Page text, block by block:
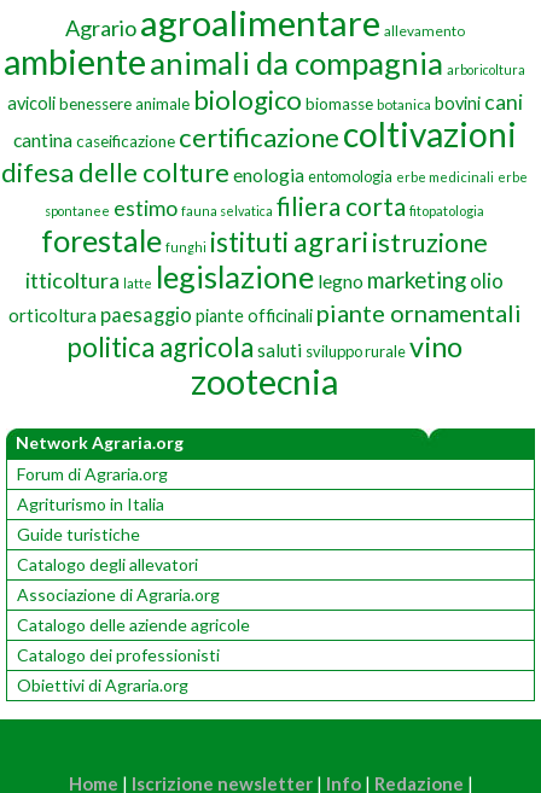
Agrario agroalimentare allevamento
ambienteanimali da compagnia arboricoltura
avicoli benessere animale biologico biomasse botanica bovini cani
cantina caseificazione certificazionecoltivazioni
difesa delle colture enologiaentomologia erbe medicinali erbe
spontanee estimo fauna selvatica filiera corta fitopatologia
forestale funghi istituti agrariistruzione
itticoltura latte legislazione legno marketingolio
orticoltura paesaggio piante officinali piante ornamentali
politica agricola saluti sviluppo ruralevino
zootecnia
Network Agraria.org
Forum di Agraria.org
Agriturismo in Italia
Guide turistiche
Catalogo degli allevatori
Associazione di Agraria.org
Catalogo delle aziende agricole
Catalogo dei professionisti
Obiettivi di Agraria.org
Home | Iscrizione newsletter| Info| Redazione |